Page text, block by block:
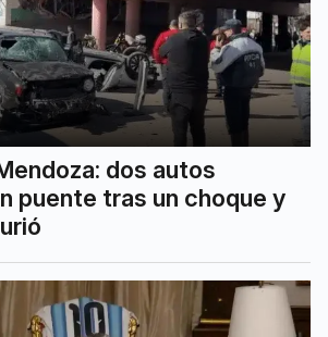
dos autos
puente tras un choque y